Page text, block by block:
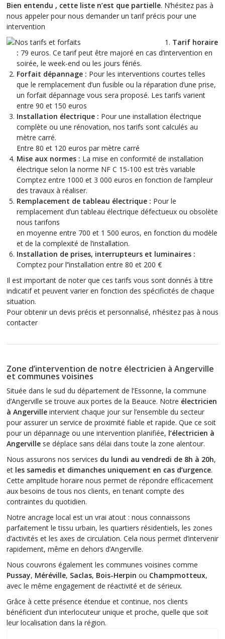
Bien entendu , cette liste n’est que partielle. N’hésitez pas à
nous appeler pour nous demander un tarif précis pour une
intervention
Tarif horaire
: 79 euros. Ce tarif peut être majoré en cas d’intervention en
soirée, le week-end ou les jours fériés.
Forfait dépannage : Pour les interventions courtes telles
que le remplacement d’un fusible ou la réparation d’une prise,
un forfait dépannage vous sera proposé. Les tarifs varient
entre 90 et 150 euros
Installation électrique : Pour une installation électrique
complète ou une rénovation, nos tarifs sont calculés au
mètre carré.
Entre 80 et 120 euros par mètre carré
Mise aux normes : La mise en conformité de installation
électrique selon la norme NF C 15-100 est très variable
Comptez entre 1000 et 3 000 euros en fonction de l’ampleur
des travaux à réaliser.
Remplacement de tableau électrique : Pour le
remplacement d’un tableau électrique défectueux ou obsolète
nous tarifons
en moyenne entre 700 et 1 500 euros, en fonction du modèle
et de la complexité de l’installation.
Installation de prises, interrupteurs et luminaires :
Comptez pour l’’installation entre 80 et 200 €
Il est important de noter que ces tarifs vous sont donnés à titre
indicatif et peuvent varier en fonction des spécificités de chaque
situation.
Pour obtenir un devis précis et personnalisé, n’hésitez pas à nous
contacter
Zone d’intervention de notre électricien à Angerville
et communes voisines
Située dans le sud du département de l’Essonne, la commune
d’Angerville se trouve aux portes de la Beauce. Notre électricien
à Angerville intervient chaque jour sur l’ensemble du secteur
pour assurer un service de proximité fiable et rapide. Que ce soit
pour un dépannage ou une intervention planifiée, l’électricien à
Angerville se déplace sans délai dans toute la zone alentour.
Nous assurons nos services du lundi au vendredi de 8h à 20h,
et les samedis et dimanches uniquement en cas d’urgence.
Cette amplitude horaire nous permet de répondre efficacement
aux besoins de tous nos clients, en tenant compte des
contraintes du quotidien.
Notre ancrage local est un vrai atout : nous connaissons
parfaitement le tissu urbain, les quartiers résidentiels, les zones
d’activités et les axes de circulation. Cela nous permet d’intervenir
rapidement, même en dehors d’Angerville.
Nous couvrons également les communes voisines comme
Pussay, Méréville, Saclas, Bois-Herpin ou Champmotteux,
avec le même engagement de réactivité et de sérieux.
Grâce à cette présence étendue et continue, nos clients
bénéficient d’un interlocuteur unique et proche, quelle que soit
leur localisation dans la région.